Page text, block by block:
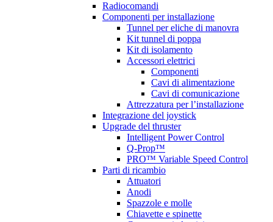
Radiocomandi
Componenti per installazione
Tunnel per eliche di manovra
Kit tunnel di poppa
Kit di isolamento
Accessori elettrici
Componenti
Cavi di alimentazione
Cavi di comunicazione
Attrezzatura per l’installazione
Integrazione del joystick
Upgrade del thruster
Intelligent Power Control
Q-Prop™
PRO™ Variable Speed Control
Parti di ricambio
Attuatori
Anodi
Spazzole e molle
Chiavette e spinette